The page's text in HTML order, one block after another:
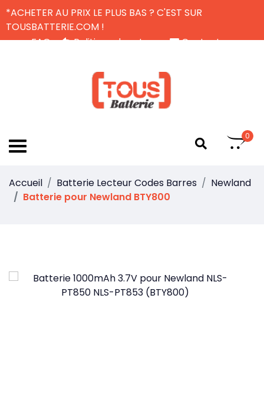
*ACHETER AU PRIX LE PLUS BAS ? C'EST SUR
TOUSBATTERIE.COM !
FAQ
Politique de retour
Contactez-nous
0
Accueil Batterie Lecteur Codes Barres
Newland
Batterie pour Newland BTY800